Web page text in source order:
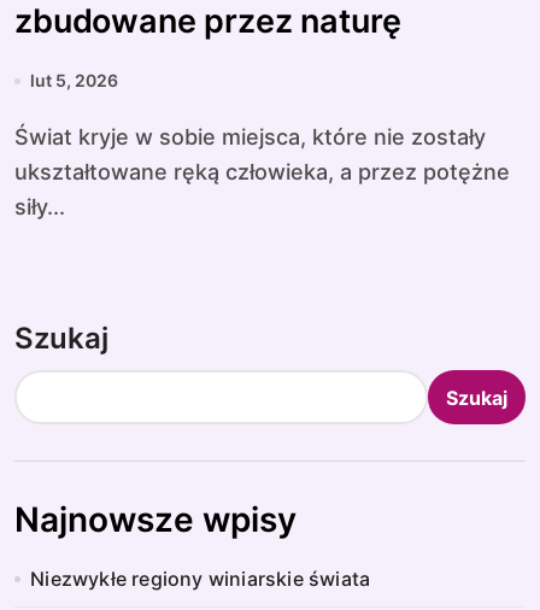
zbudowane przez naturę
lut 5, 2026
Świat kryje w sobie miejsca, które nie zostały
ukształtowane ręką człowieka, a przez potężne
siły...
Szukaj
Szukaj
Najnowsze wpisy
Niezwykłe regiony winiarskie świata